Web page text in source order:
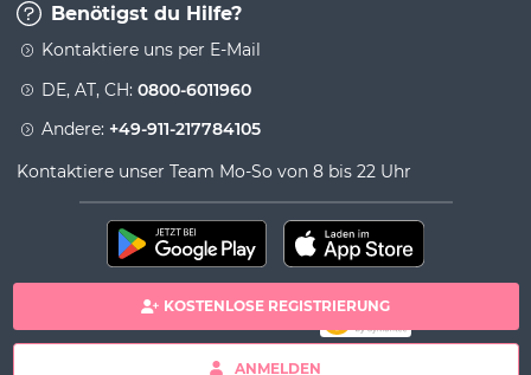
KOSTENLOSE REGISTRIERUNG
ANMELDEN
Benötigst du Hilfe?
Kontaktiere uns per E-Mail
DE, AT, CH: 0800-6011960
Andere: +49-911-217784105
Kontaktiere unser Team Mo-So von 8 bis 22 Uhr
100% sichere Zahlung
Copyright& copy 2026 Viversum - Powered by Ingenio